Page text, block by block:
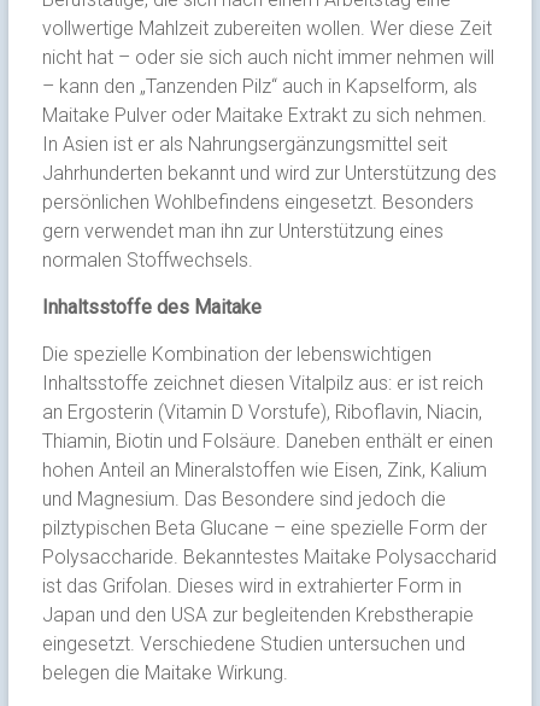
vollwertige Mahlzeit zubereiten wollen. Wer diese Zeit
nicht hat – oder sie sich auch nicht immer nehmen will
– kann den „Tanzenden Pilz“ auch in Kapselform, als
Maitake Pulver oder Maitake Extrakt zu sich nehmen.
In Asien ist er als Nahrungsergänzungsmittel seit
Jahrhunderten bekannt und wird zur Unterstützung des
persönlichen Wohlbefindens eingesetzt. Besonders
gern verwendet man ihn zur Unterstützung eines
normalen Stoffwechsels.
Inhaltsstoffe des Maitake
Die spezielle Kombination der lebenswichtigen
Inhaltsstoffe zeichnet diesen Vitalpilz aus: er ist reich
an Ergosterin (Vitamin D Vorstufe), Riboflavin, Niacin,
Thiamin, Biotin und Folsäure. Daneben enthält er einen
hohen Anteil an Mineralstoffen wie Eisen, Zink, Kalium
und Magnesium. Das Besondere sind jedoch die
pilztypischen Beta Glucane – eine spezielle Form der
Polysaccharide. Bekanntestes Maitake Polysaccharid
ist das Grifolan. Dieses wird in extrahierter Form in
Japan und den USA zur begleitenden Krebstherapie
eingesetzt. Verschiedene Studien untersuchen und
belegen die Maitake Wirkung.